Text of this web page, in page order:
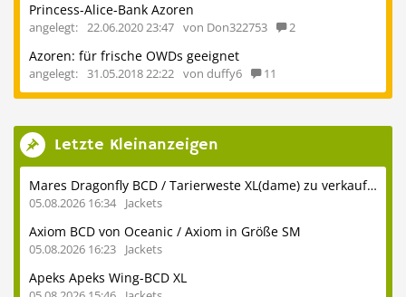
Princess-Alice-Bank Azoren
angelegt: 22.06.2020 23:47 von Don322753 2
Azoren: für frische OWDs geeignet
angelegt: 31.05.2018 22:22 von duffy6 11
Letzte Kleinanzeigen
Mares Dragonfly BCD / Tarierweste XL(dame) zu verkaufen
05.08.2026 16:34 Jackets
Axiom BCD von Oceanic / Axiom in Größe SM
05.08.2026 16:23 Jackets
Apeks Apeks Wing-BCD XL